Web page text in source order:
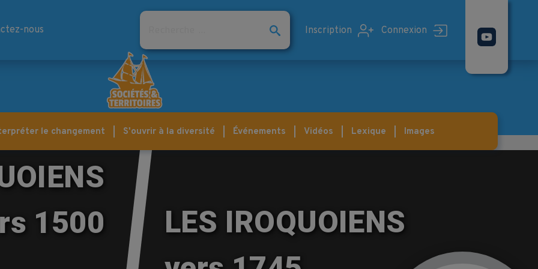
nous
Rechercher
Inscription
Connexion
le changement S'ouvrir à la diversité Événements Vidéos Lexique Images
1500
LES IROQUOIENS